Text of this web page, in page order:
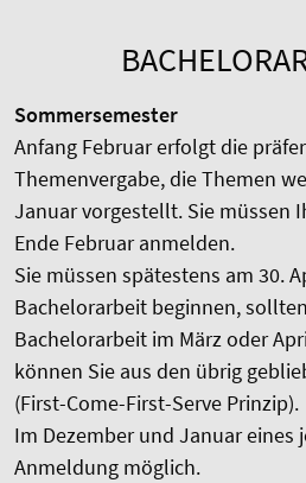
Sommersemester
Anfang Februar erfolgt die
Themenvergabe, die Themen
Januar vorgestellt. Sie müssen
Ende Februar anmelden.
Sie müssen spätestens am 30.
Bachelorarbeit beginnen,
Bachelorarbeit im März oder
können Sie aus den übrig
(First-Come-First-Serve Prinzip).
Im Dezember und Januar eines
Anmeldung möglich.